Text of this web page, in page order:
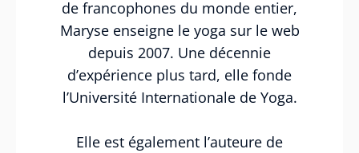
de francophones du monde entier,
Maryse enseigne le yoga sur le web
depuis 2007. Une décennie
d’expérience plus tard, elle fonde
l’Université Internationale de Yoga.
Elle est également l’auteure de